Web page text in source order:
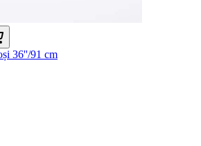
36''/91 cm